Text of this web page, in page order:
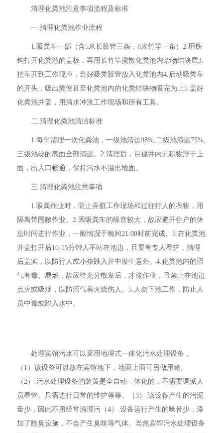
清理化粪池注意事项流程及标准
一.清理化粪池作业流程
1.吸粪车一部（含5米长胶管三条，8米竹竿一条）2.用铁
钩打开化粪池的盖板，再用长竹竿搅散化粪池内杂物结块层3.
把车开到工作现声，套好吸粪胶管放入化粪池内4.启动吸粪车
的开头，吸出粪便直至化粪池内的化粪结块物吸完为止5.盖好
化粪池井盖，用清水冲洗工作现场和所有工具。
二.清理化粪池清洁标准
1.每年清理一次化粪池，一级池清运98%,二级池清运75%,
三级池硬的表面全部清运。2.清理后，目视井内无积物浮于上
面，出入口畅通，保持污水不溢出地面。
三.清理化粪池注意事项
1.吸粪作业时，防止弄脏工作现场和过往行人的衣物，用
隔离带围敝作业。2.因吸粪车的噪音较大，故应避开住户的休
息时间进行作业，一般情况于晚间21:00时前完成。3.在化粪池
井盖打开后10-15分钟人不站在池边，且要有专人看护，清理
后盖实，以防行人或小孩跌入井中发生意外。4.化粪池内的沼
气有毒、易燃，故应待充分散发后，才能作业，且禁止在池边
点火或吸烟，以防沼气着火烧伤人。5.人勿下池工作，防止人
员中毒或陷入水中。
处理宾馆污水可以采用地埋式一体化污水处理设备，
（1）该设备可以放在宾馆地下，地面上面可另做用途。
（2）.污水处理设备的装置是全自动一体化的，不需要调派人
员看管。只需进行日常的维护等等。（3）.该设备产生的污泥
量少，因此不用经常清理污（4）.设备运行产生的噪音少，添
加了除臭设施，不会产生臭味等气体。当然宾馆污水处理设备